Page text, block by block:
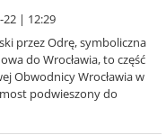
22 | 12:29
przez Odrę, symboliczna
do Wrocławia, to część
Obwodnicy Wrocławia w
podwieszony do